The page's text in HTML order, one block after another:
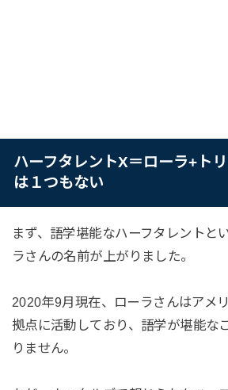
ハーフタレントX＝ローラ+ト
は１つもない
まず、語学堪能なハーフタレントと
ラさんの名前が上がりました。
2020年9月現在、ローラさんはアメ
拠点に活動しており、語学が堪能な
りません。